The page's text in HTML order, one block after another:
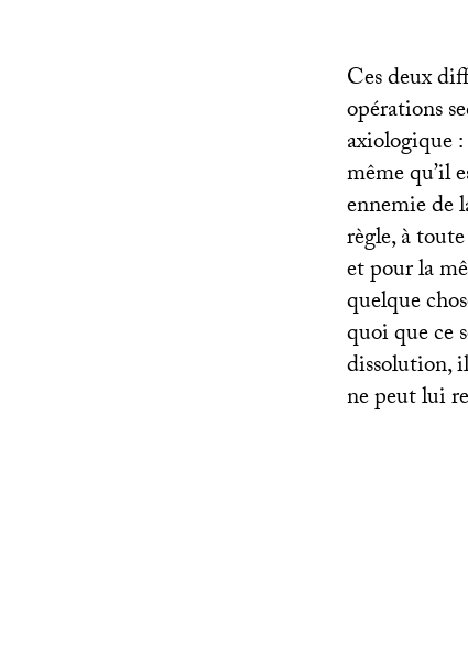
Ces deux
opérations
axiologique
même qu’il
ennemie de
règle, à
et pour la
quelque
quoi que ce
dissolution,
ne peut lui